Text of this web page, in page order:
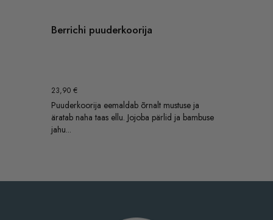
Berrichi puuderkoorija
23,90 €
Puuderkoorija eemaldab õrnalt mustuse ja
äratab naha taas ellu. Jojoba pärlid ja bambuse
jahu...